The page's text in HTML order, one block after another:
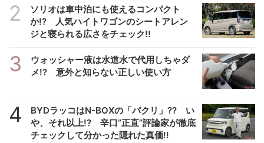
2
ソリオは車中泊にも使えるコンパクト
か!? 人気ハイトワゴンのシートアレン
ジと寝られる広さをチェック!!
3
ウォッシャー液は水道水で代用しちゃダ
メ!? 意外と知らない正しい使い方
4
BYDラッコはN-BOXの「パクリ」?? い
や、それ以上!? 辛口”正直”評論家が徹底
チェックして分かった隠れた真価!!